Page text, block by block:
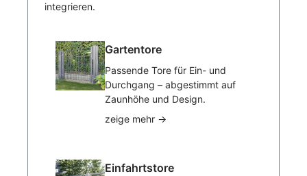
integrieren.
Gartentore
Passende Tore für Ein- und
Durchgang – abgestimmt auf
Zaunhöhe und Design.
zeige mehr →
Einfahrtstore